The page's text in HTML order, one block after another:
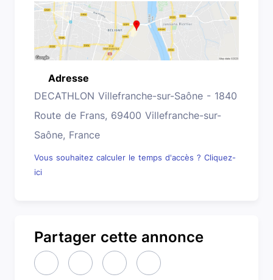
Emplacement
Adresse
DECATHLON Villefranche-sur-Saône - 1840
Route de Frans, 69400 Villefranche-sur-
Saône, France
Vous souhaitez calculer le temps d'accès ? Cliquez-
ici
Partager cette annonce
Partager cette annonce sur LinkedIn (nouvelle
Partager cette annonce sur X (nouvelle
Partager cette annonce sur
Partager cette annonce